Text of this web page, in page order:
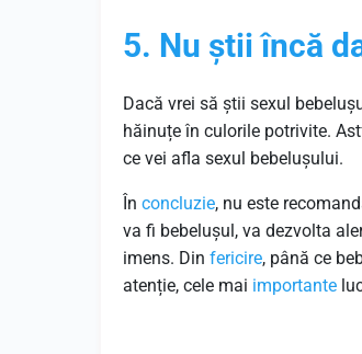
5. Nu știi încă
Dacă vrei să știi sexul
hăinuțe în culorile potrivite.
ce vei afla sexul bebelușului.
În concluzie, nu este
va fi bebelușul, va dezvolta
imens. Din fericire, până ce
atenție, cele mai importante